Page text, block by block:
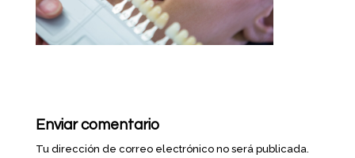
Enviar comentario
Tu dirección de correo electrónico no será publicada.